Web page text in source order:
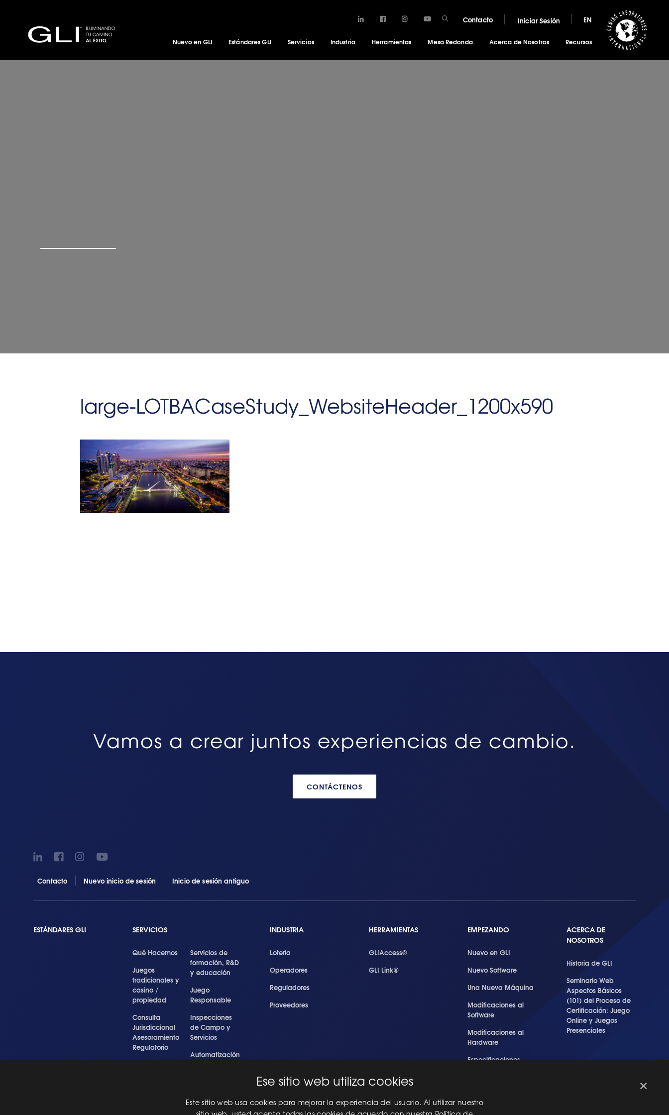
Contacto Iniciar Sesión EN
Nuevo en GLI Estándares GLI Servicios Industria Herramientas Mesa Redonda Acerca de Nosotros Recursos
large-LOTBACaseStudy_WebsiteHeader_1200x590
Vamos a crear juntos experiencias de cambio.
CONTÁCTENOS
Contacto Nuevo inicio de sesión Inicio de sesión antiguo
ESTÁNDARES GLI SERVICIOS
Qué Hacemos
Juegos
tradicionales y
casino /
propiedad
Consulta
Jurisdiccional
Asesoramiento
Regulatorio
Servicios de
formación, R&D
y educación
Juego
Responsable
Inspecciones
de Campo y
Servicios
Automatización
Profesionales
INDUSTRIA
Lotería
Operadores
Reguladores
Proveedores
HERRAMIENTAS
GLIAccess®
GLI Link®
EMPEZANDO
Nuevo en GLI
Nuevo Software
Una Nueva Máquina
Modificaciones al
Software
Modificaciones al
Hardware
Especificaciones
ACERCA DE
NOSOTROS
Historia de GLI
Seminario Web
Aspectos Básicos
(101) del Proceso de
Certificación: Juego
Online y Juegos
Presenciales
×
Ese sitio web utiliza cookies
Este sitio web usa cookies para mejorar la experiencia del usuario. Al utilizar nuestro